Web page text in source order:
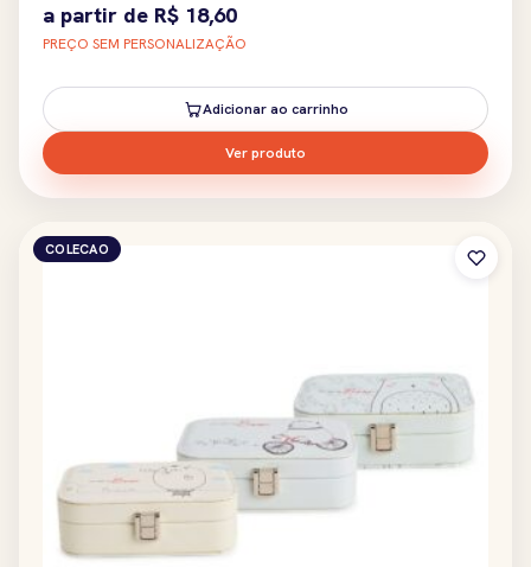
a partir de R$ 18,60
PREÇO SEM PERSONALIZAÇÃO
Adicionar ao carrinho
Ver produto
COLECAO